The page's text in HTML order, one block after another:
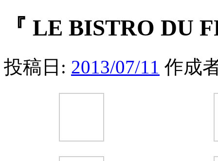
『 LE BISTRO DU
投稿日: 2013/07/11 作成